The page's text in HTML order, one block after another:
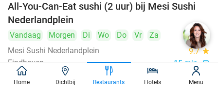
21%
All-You-Can-Eat sushi (2 uur) bij Mesi Sushi
Nederlandplein
Vandaag Morgen Di Wo Do Vr
Za
Mesi Sushi Nederlandplein
9.7star
Eindhoven 15 min.directions_car
Verkocht: 515 Regulier ,95
Home Dichtbij Restaurants Hotels Menu